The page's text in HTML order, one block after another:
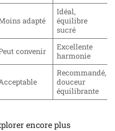
adapté
Idéal,
équilibre
sucré
convenir
Excellente
harmonie
Recommandé,
douceur
équilibrante
encore plus